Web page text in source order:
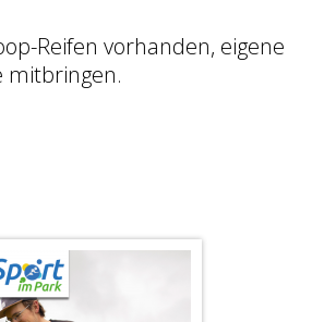
Reifen vorhanden, eigene
mitbringen.